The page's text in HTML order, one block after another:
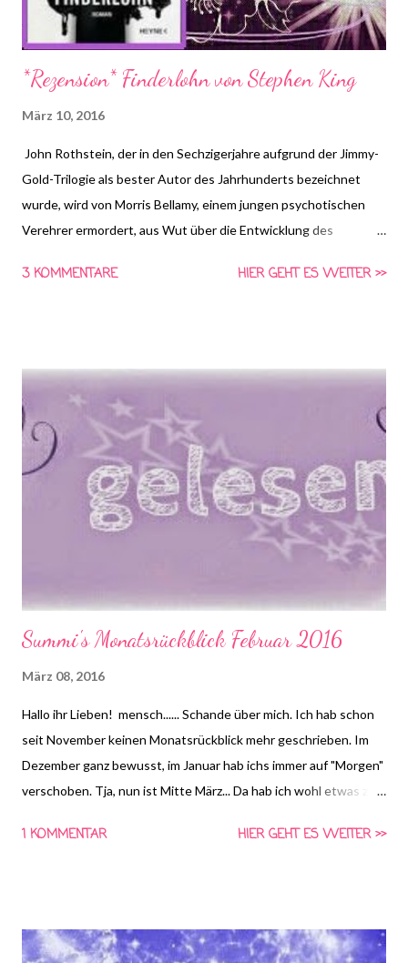
*Rezension* Finderlohn von Stephen King
März 10, 2016
John Rothstein, der in den Sechzigerjahre aufgrund der Jimmy-
Gold-Trilogie als bester Autor des Jahrhunderts bezeichnet
wurde, wird von Morris Bellamy, einem jungen psychotischen
Verehrer ermordert, aus Wut über die Entwicklung des
Bargeld und, was am wichtigstens ist: weit über hundert
Saubers stößt Jahre später auf den vergrabenen Schatz. Mit
dem Geld unterstützt er seine Eltern, die, nachdem sein Vater
durch den Mercedes-Mörder seine Arbeit verlor, in Geldnot
sind. Doch was macht er mit den Notizbüchern? Und was
passiert, wenn Morris plötzlich nach 35 Jahren aus dem
Gefängnis entlassen wird und seinen Koffer leer vorfindet?
3 KOMMENTARE HIER GEHT ES WEITER >>
Summi's Monatsrückblick Februar 2016
März 08, 2016
Hallo ihr Lieben! mensch...... Schande über mich. Ich hab schon
seit November keinen Monatsrückblick mehr geschrieben. Im
Dezember ganz bewusst, im Januar hab ichs immer auf "Morgen"
verschoben. Tja, nun ist Mitte März... Da hab ich wohl etwas zu
noch nicht zu spät um wenigstens den für Februar zu machen!
1 KOMMENTAR HIER GEHT ES WEITER >>